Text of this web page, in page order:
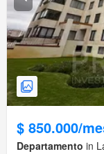
$ 850.000/
Departamento in